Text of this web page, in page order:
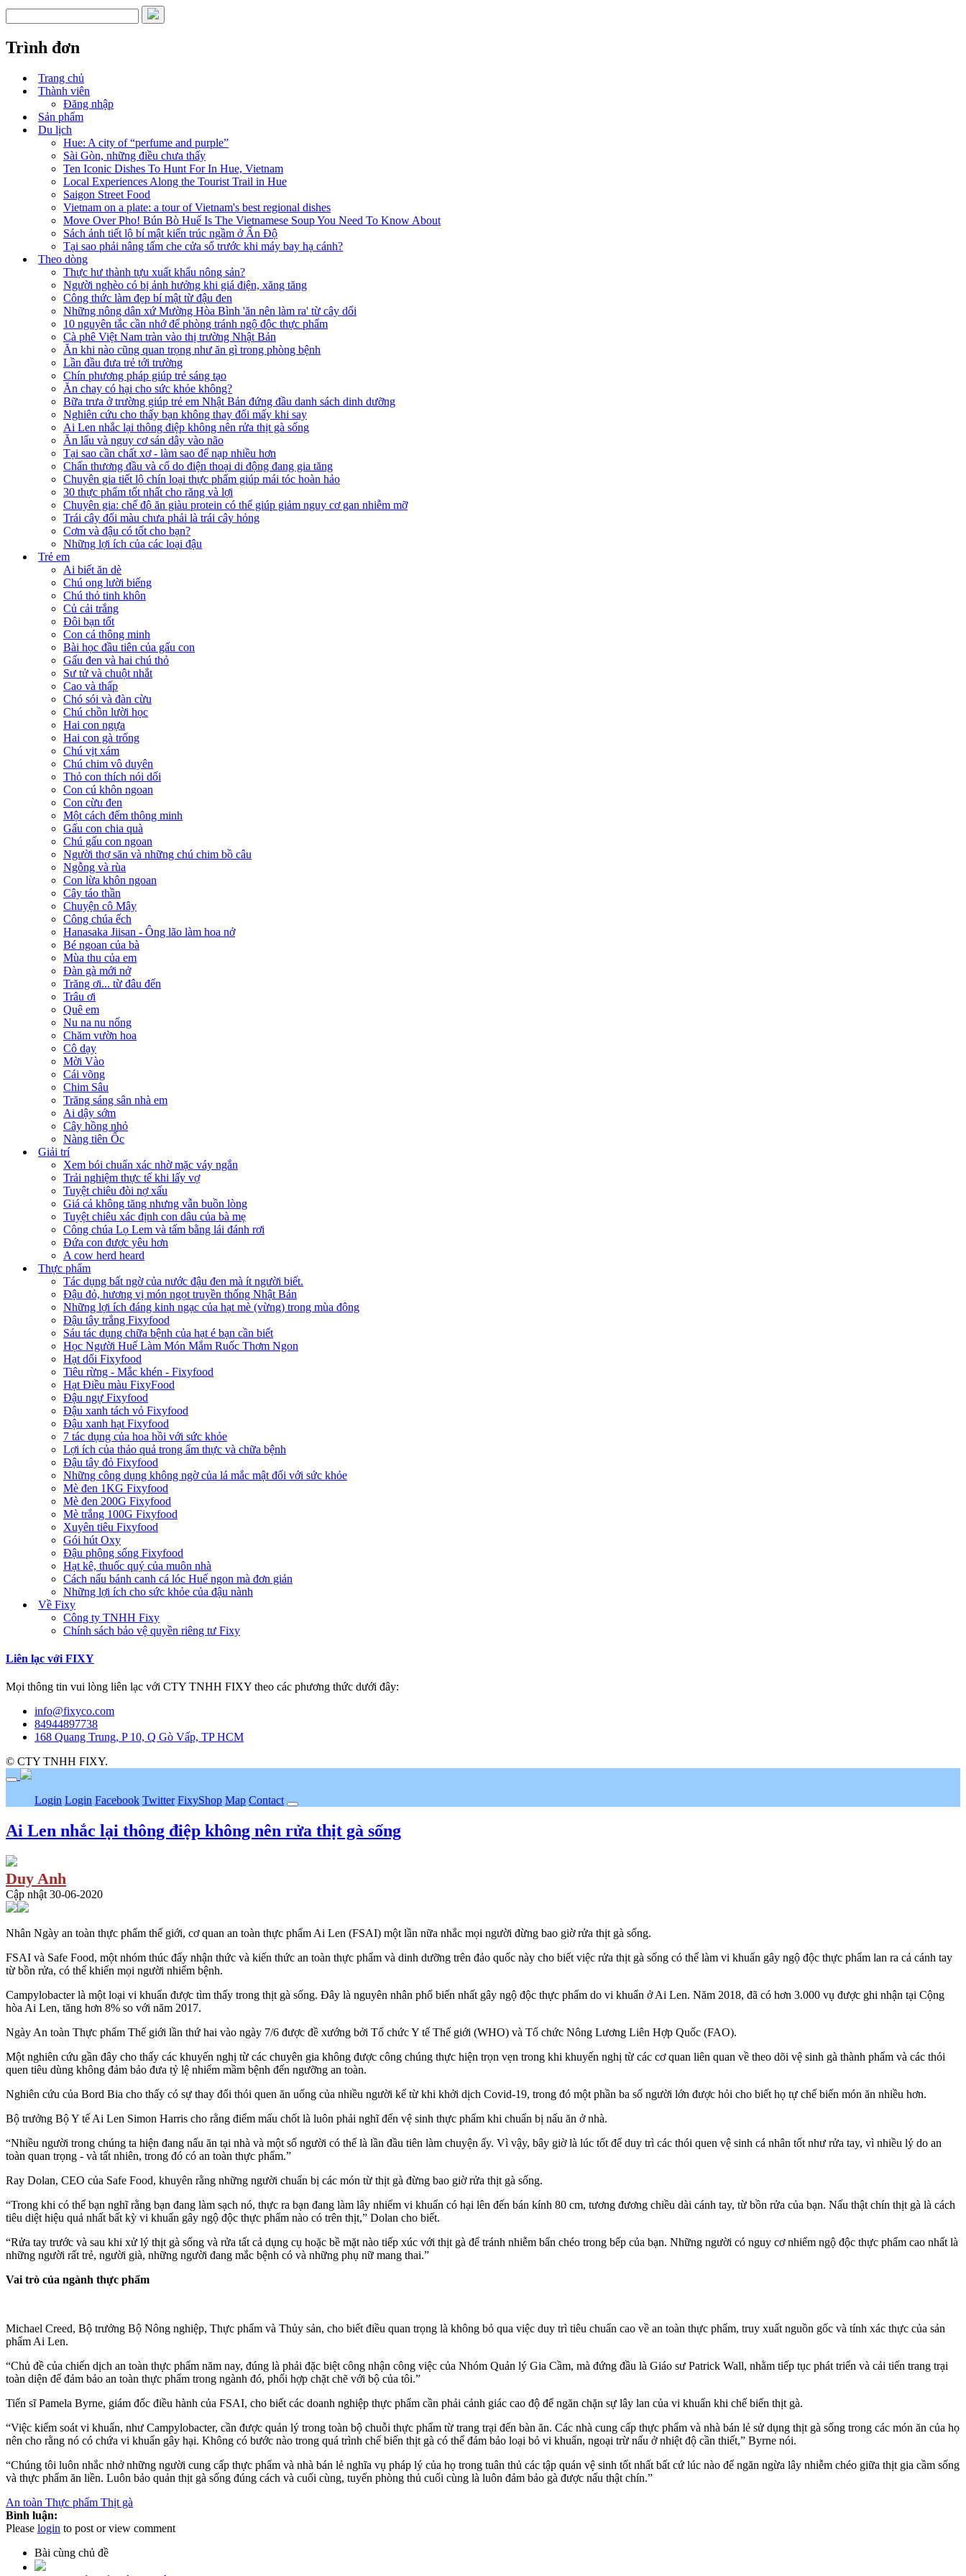
Trình đơn
Trang chủ
Thành viên
Đăng nhập
Sản phẩm
Du lịch
Hue: A city of “perfume and purple”
Sài Gòn, những điều chưa thấy
Ten Iconic Dishes To Hunt For In Hue, Vietnam
Local Experiences Along the Tourist Trail in Hue
Saigon Street Food
Vietnam on a plate: a tour of Vietnam's best regional dishes
Move Over Pho! Bún Bò Huế Is The Vietnamese Soup You Need To Know About
Sách ảnh tiết lộ bí mật kiến trúc ngầm ở Ấn Độ
Tại sao phải nâng tấm che cửa sổ trước khi máy bay hạ cánh?
Theo dòng
Thực hư thành tựu xuất khẩu nông sản?
Người nghèo có bị ảnh hưởng khi giá điện, xăng tăng
Công thức làm đẹp bí mật từ đậu đen
Những nông dân xứ Mường Hòa Bình 'ăn nên làm ra' từ cây dổi
10 nguyên tắc cần nhớ để phòng tránh ngộ độc thực phẩm
Cà phê Việt Nam tràn vào thị trường Nhật Bản
Ăn khi nào cũng quan trọng như ăn gì trong phòng bệnh
Lần đầu đưa trẻ tới trường
Chín phương pháp giúp trẻ sáng tạo
Ăn chay có hại cho sức khỏe không?
Bữa trưa ở trường giúp trẻ em Nhật Bản đứng đầu danh sách dinh dưỡng
Nghiên cứu cho thấy bạn không thay đổi mấy khi say
Ai Len nhắc lại thông điệp không nên rửa thịt gà sống
Ăn lẩu và nguy cơ sán dây vào não
Tại sao cần chất xơ - làm sao để nạp nhiều hơn
Chấn thương đầu và cổ do điện thoại di động đang gia tăng
Chuyên gia tiết lộ chín loại thực phẩm giúp mái tóc hoàn hảo
30 thực phẩm tốt nhất cho răng và lợi
Chuyên gia: chế độ ăn giàu protein có thể giúp giảm nguy cơ gan nhiễm mỡ
Trái cây đổi màu chưa phải là trái cây hỏng
Cơm và đậu có tốt cho bạn?
Những lợi ích của các loại đậu
Trẻ em
Ai biết ăn dè
Chú ong lười biếng
Chú thỏ tinh khôn
Củ cải trắng
Đôi bạn tốt
Con cá thông minh
Bài học đầu tiên của gấu con
Gấu đen và hai chú thỏ
Sư tử và chuột nhắt
Cao và thấp
Chó sói và đàn cừu
Chú chồn lười học
Hai con ngựa
Hai con gà trống
Chú vịt xám
Chú chim vô duyên
Thỏ con thích nói dối
Con cú khôn ngoan
Con cừu đen
Một cách đếm thông minh
Gấu con chia quà
Chú gấu con ngoan
Người thợ săn và những chú chim bồ câu
Ngỗng và rùa
Con lừa khôn ngoan
Cây táo thần
Chuyện cô Mây
Công chúa ếch
Hanasaka Jiisan - Ông lão làm hoa nở
Bé ngoan của bà
Mùa thu của em
Đàn gà mới nở
Trăng ơi... từ đâu đến
Trâu ơi
Quê em
Nu na nu nống
Chăm vườn hoa
Cô dạy
Mời Vào
Cái võng
Chim Sâu
Trăng sáng sân nhà em
Ai dậy sớm
Cây hồng nhỏ
Nàng tiên Ốc
Giải trí
Xem bói chuẩn xác nhờ mặc váy ngắn
Trải nghiệm thực tế khi lấy vợ
Tuyệt chiêu đòi nợ xấu
Giá cả không tăng nhưng vẫn buồn lòng
Tuyệt chiêu xác định con dâu của bà mẹ
Công chúa Lọ Lem và tấm bằng lái đánh rơi
Đứa con được yêu hơn
A cow herd heard
Thực phẩm
Tác dụng bất ngờ của nước đậu đen mà ít người biết.
Đậu đỏ, hương vị món ngọt truyền thống Nhật Bản
Những lợi ích đáng kinh ngạc của hạt mè (vừng) trong mùa đông
Đậu tây trắng Fixyfood
Sáu tác dụng chữa bệnh của hạt é bạn cần biết
Học Người Huế Làm Món Mắm Ruốc Thơm Ngon
Hạt dổi Fixyfood
Tiêu rừng - Mắc khén - Fixyfood
Hạt Điều màu FixyFood
Đậu ngự Fixyfood
Đậu xanh tách vỏ Fixyfood
Đậu xanh hạt Fixyfood
7 tác dụng của hoa hồi với sức khỏe
Lợi ích của thảo quả trong ẩm thực và chữa bệnh
Đậu tây đỏ Fixyfood
Những công dụng không ngờ của lá mắc mật đối với sức khỏe
Mè đen 1KG Fixyfood
Mè đen 200G Fixyfood
Mè trắng 100G Fixyfood
Xuyên tiêu Fixyfood
Gói hút Oxy
Đậu phộng sống Fixyfood
Hạt kê, thuốc quý của muôn nhà
Cách nấu bánh canh cá lóc Huế ngon mà đơn giản
Những lợi ích cho sức khỏe của đậu nành
Về Fixy
Công ty TNHH Fixy
Chính sách bảo vệ quyền riêng tư Fixy
Liên lạc với FIXY
Mọi thông tin vui lòng liên lạc với CTY TNHH FIXY theo các phương thức dưới đây:
info@fixyco.com
84944897738
168 Quang Trung, P 10, Q Gò Vấp, TP HCM
© CTY TNHH FIXY.
Login Login Facebook Twitter FixyShop Map Contact
Ai Len nhắc lại thông điệp không nên rửa thịt gà sống
Duy Anh
Cập nhật 30-06-2020
Nhân Ngày an toàn thực phẩm thế giới, cơ quan an toàn thực phẩm Ai Len (FSAI) một lần nữa nhắc mọi người đừng bao giờ rửa thịt gà sống.
FSAI và Safe Food, một nhóm thúc đẩy nhận thức và kiến ​​thức an toàn thực phẩm và dinh dưỡng trên đảo quốc này cho biết việc rửa thịt gà sống có thể làm vi khuẩn gây ngộ độc thực phẩm lan ra cả cánh tay
từ bồn rửa, có thể khiến mọi người nhiểm bệnh.
Campylobacter là một loại vi khuẩn được tìm thấy trong thịt gà sống. Đây là nguyên nhân phổ biến nhất gây ngộ độc thực phẩm do vi khuẩn ở Ai Len. Năm 2018, đã có hơn 3.000 vụ được ghi nhận tại Cộng
hòa Ai Len, tăng hơn 8% so với năm 2017.
Ngày An toàn Thực phẩm Thế giới lần thứ hai vào ngày 7/6 được đề xướng bởi Tổ chức Y tế Thế giới (WHO) và Tổ chức Nông Lương Liên Hợp Quốc (FAO).
Một nghiên cứu gần đây cho thấy các khuyến nghị từ các chuyên gia không được công chúng thực hiện trọn vẹn trong khi khuyến nghị từ các cơ quan liên quan về theo dõi vệ sinh gà thành phẩm và các thói
quen tiêu dùng không đảm bảo đưa tỷ lệ nhiểm mầm bệnh đến ngưỡng an toàn.
Nghiên cứu của Bord Bia cho thấy có sự thay đổi thói quen ăn uống của nhiều người kể từ khi khởi dịch Covid-19, trong đó một phần ba số người lớn được hỏi cho biết họ tự chế biến món ăn nhiều hơn.
Bộ trưởng Bộ Y tế Ai Len Simon Harris cho rằng điểm mấu chốt là luôn phải nghĩ đến vệ sinh thực phẩm khi chuẩn bị nấu ăn ở nhà.
“Nhiều người trong chúng ta hiện đang nấu ăn tại nhà và một số người có thể là lần đầu tiên làm chuyện ấy. Vì vậy, bây giờ là lúc tốt để duy trì các thói quen vệ sinh cá nhân tốt như rửa tay, vì nhiều lý do an
toàn quan trọng - và tất nhiên, trong đó có an toàn thực phẩm.”
Ray Dolan, CEO của Safe Food, khuyên rằng những người chuẩn bị các món từ thịt gà đừng bao giờ rửa thịt gà sống.
“Trong khi có thể bạn nghĩ rằng bạn đang làm sạch nó, thực ra bạn đang làm lây nhiểm vi khuẩn có hại lên đến bán kính 80 cm, tương đương chiều dài cánh tay, từ bồn rửa của bạn. Nấu thật chín thịt gà là cách
tiêu diệt hiệu quả nhất bất kỳ vi khuẩn gây ngộ độc thực phẩm nào có trên thịt,” Dolan cho biết.
“Rửa tay trước và sau khi xử lý thịt gà sống và rửa tất cả dụng cụ hoặc bề mặt nào tiếp xúc với thịt gà để tránh nhiễm bẩn chéo trong bếp của bạn. Những người có nguy cơ nhiểm ngộ độc thực phẩm cao nhất là
những người rất trẻ, người già, những người đang mắc bệnh có và những phụ nữ mang thai.”
Vai trò của ngành thực phẩm
Michael Creed, Bộ trưởng Bộ Nông nghiệp, Thực phẩm và Thủy sản, cho biết điều quan trọng là không bỏ qua việc duy trì tiêu chuẩn cao về an toàn thực phẩm, truy xuất nguồn gốc và tính xác thực của sản
phẩm Ai Len.
“Chủ đề của chiến dịch an toàn thực phẩm năm nay, đúng là phải đặc biệt công nhận công việc của Nhóm Quản lý Gia Cầm, mà đứng đầu là Giáo sư Patrick Wall, nhằm tiếp tục phát triển và cải tiến trang trại
toàn diện để đảm bảo an toàn thực phẩm trong ngành đó, phối hợp chặt chẽ với bộ của tôi.”
Tiến sĩ Pamela Byrne, giám đốc điều hành của FSAI, cho biết các doanh nghiệp thực phẩm cần phải cảnh giác cao độ để ngăn chặn sự lây lan của vi khuẩn khi chế biến thịt gà.
“Việc kiểm soát vi khuẩn, như Campylobacter, cần được quản lý trong toàn bộ chuỗi thực phẩm từ trang trại đến bàn ăn. Các nhà cung cấp thực phẩm và nhà bán lẻ sử dụng thịt gà sống trong các món ăn của họ
nên cho rằng nó có chứa vi khuẩn gây hại. Không có bước nào trong quá trình chế biến thịt gà có thể đảm bảo loại bỏ vi khuẩn, ngoại trừ nấu ở nhiệt độ cần thiết,” Byrne nói.
“Chúng tôi luôn nhắc nhở những người cung cấp thực phẩm và nhà bán lẻ nghĩa vụ pháp lý của họ trong tuân thủ các tập quán vệ sinh tốt nhất bất cứ lúc nào để ngăn ngừa lây nhiễm chéo giữa thịt gia cầm sống
và thực phẩm ăn liền. Luôn bảo quản thịt gà sống đúng cách và cuối cùng, tuyến phòng thủ cuối cùng là luôn đảm bảo gà được nấu thật chín.”
An toàn Thực phẩm Thịt gà
Bình luận:
Please login to post or view comment
Bài cùng chủ đề